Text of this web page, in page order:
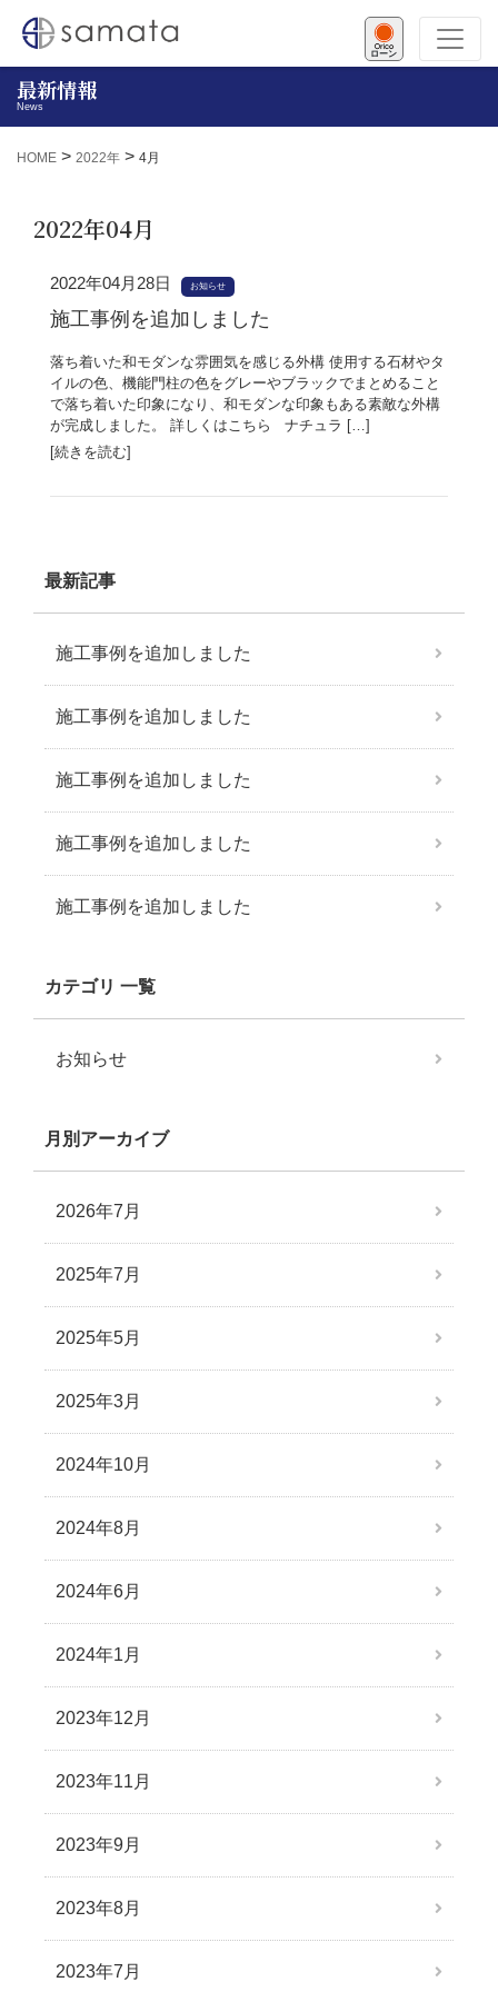
ローン
最新情報
News
HOME > 2022年 > 4月
2022年04月
2022年04月28日 お知らせ
施工事例を追加しました
落ち着いた和モダンな雰囲気を感じる外構 使用する石材やタ
イルの色、機能門柱の色をグレーやブラックでまとめること
で落ち着いた印象になり、和モダンな印象もある素敵な外構
が完成しました。 詳しくはこちら ナチュラ […]
[続きを読む]
最新記事
施工事例を追加しました
施工事例を追加しました
施工事例を追加しました
施工事例を追加しました
施工事例を追加しました
カテゴリ 一覧
お知らせ
月別アーカイブ
2026年7月
2025年7月
2025年5月
2025年3月
2024年10月
2024年8月
2024年6月
2024年1月
2023年12月
2023年11月
2023年9月
2023年8月
2023年7月